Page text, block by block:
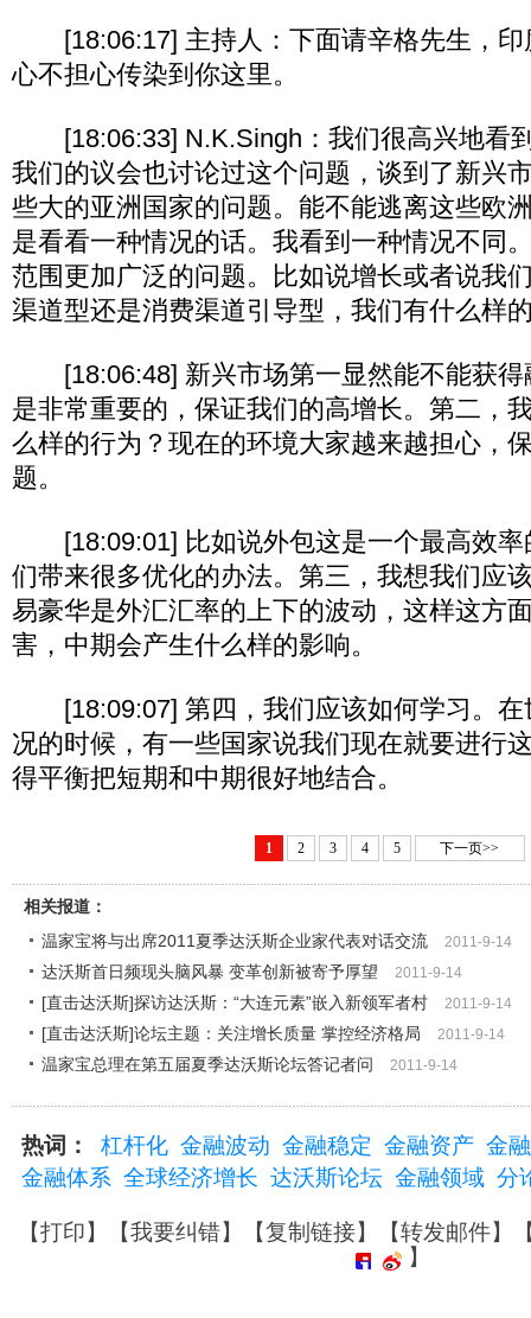
[18:06:17] 主持人：下面请辛格先生，印
心不担心传染到你这里。
[18:06:33] N.K.Singh：我们很高兴地看
我们的议会也讨论过这个问题，谈到了新兴
些大的亚洲国家的问题。能不能逃离这些欧
是看看一种情况的话。我看到一种情况不同
范围更加广泛的问题。比如说增长或者说我
渠道型还是消费渠道引导型，我们有什么样
[18:06:48] 新兴市场第一显然能不能获得
是非常重要的，保证我们的高增长。第二，
么样的行为？现在的环境大家越来越担心，
题。
[18:09:01] 比如说外包这是一个最高效率
们带来很多优化的办法。第三，我想我们应
易豪华是外汇汇率的上下的波动，这样这方
害，中期会产生什么样的影响。
[18:09:07] 第四，我们应该如何学习。在
况的时候，有一些国家说我们现在就要进行
得平衡把短期和中期很好地结合。
1 2 3 4 5 下一页>>
相关报道：
温家宝将与出席2011夏季达沃斯企业家代表对话交流
2011-9-14
达沃斯首日频现头脑风暴 变革创新被寄予厚望 2011-9-14
[直击达沃斯]探访达沃斯：“大连元素”嵌入新领军者村 2011-9-14
[直击达沃斯]论坛主题：关注增长质量 掌控经济格局 2011-9-14
温家宝总理在第五届夏季达沃斯论坛答记者问 2011-9-14
热词： 杠杆化 金融波动 金融稳定 金融资产 金
金融体系 全球经济增长 达沃斯论坛 金融领域 分
【打印】【我要纠错】【复制链接】【转发邮件】
】